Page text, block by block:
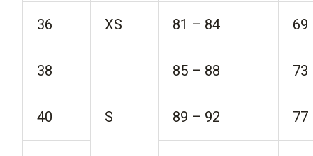
36 XS 81 – 84 69
38 85 – 88 73
40 S 89 – 92 77